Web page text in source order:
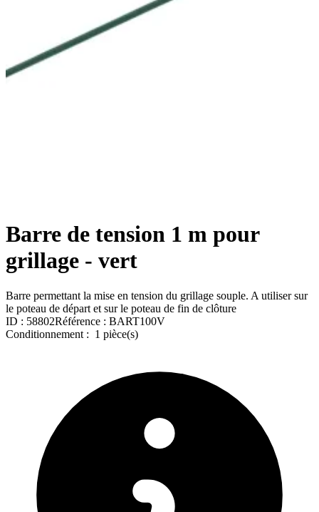
Barre de tension 1 m pour
grillage - vert
Barre permettant la mise en tension du grillage souple. A utiliser sur
le poteau de départ et sur le poteau de fin de clôture
ID : 58802Référence : BART100V
Conditionnement : 1 pièce(s)